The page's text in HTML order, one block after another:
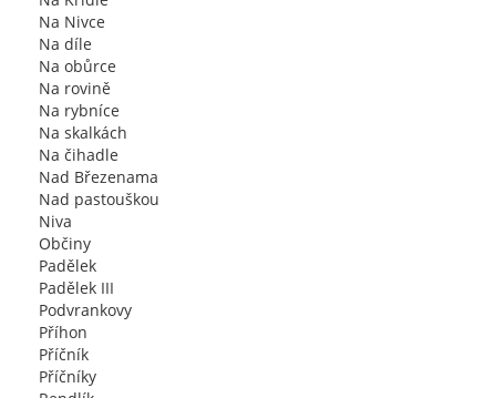
Na Nivce
Na díle
Na obůrce
Na rovině
Na rybníce
Na skalkách
Na čihadle
Nad Březenama
Nad pastouškou
Niva
Občiny
Padělek
Padělek III
Podvrankovy
Příhon
Příčník
Příčníky